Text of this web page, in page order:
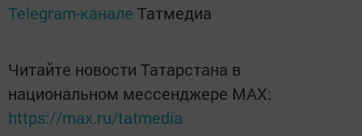
Telegram-канале Татмедиа
Читайте новости Татарстана в
национальном мессенджере MАХ:
https://max.ru/tatmedia